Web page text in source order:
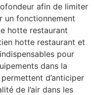
afin de limiter
un fonctionnement
hotte restaurant
hotte restaurant et
pour
dans la
d’anticiper
de l’air dans les